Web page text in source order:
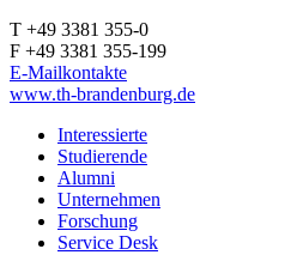
T +49 3381 355-0
F +49 3381 355-199
E-Mailkontakte
www.th-brandenburg.de
Interessierte
Studierende
Alumni
Unternehmen
Forschung
Service Desk